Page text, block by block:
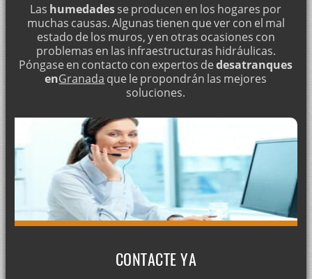
Las humedadesse producen en los hogares por
muchas causas. Algunas tienen que ver con el mal
estado de los muros, y en otras ocasiones con
problemas en las infraestructuras hidráulicas.
Póngase en contacto con expertos dedesatranques
enGranada que le propondrán las mejores
soluciones.
CONTACTE YA